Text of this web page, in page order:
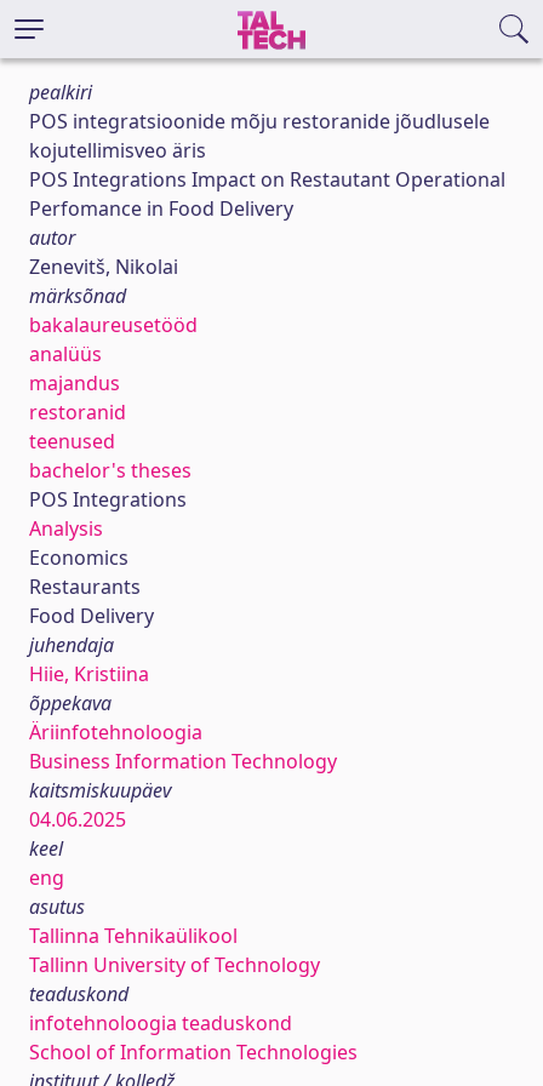
pealkiri
POS integratsioonide mõju restoranide jõudlusele
kojutellimisveo äris
POS Integrations Impact on Restautant Operational
Perfomance in Food Delivery
autor
Zenevitš, Nikolai
märksõnad
bakalaureusetööd
analüüs
majandus
restoranid
teenused
bachelor's theses
POS Integrations
Analysis
Economics
Restaurants
Food Delivery
juhendaja
Hiie, Kristiina
õppekava
Äriinfotehnoloogia
Business Information Technology
kaitsmiskuupäev
04.06.2025
keel
eng
asutus
Tallinna Tehnikaülikool
Tallinn University of Technology
teaduskond
infotehnoloogia teaduskond
School of Information Technologies